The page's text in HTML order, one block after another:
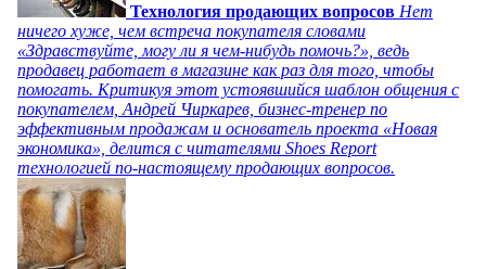
Технология продающих вопросов Нет
ничего хуже, чем встреча покупателя словами
«Здравствуйте, могу ли я чем-нибудь помочь?», ведь
продавец работает в магазине как раз для того, чтобы
помогать. Критикуя этот устоявшийся шаблон общения с
покупателем, Андрей Чиркарев, бизнес-тренер по
эффективным продажам и основатель проекта «Новая
экономика», делится с читателями Shoes Report
технологией по-настоящему продающих вопросов.